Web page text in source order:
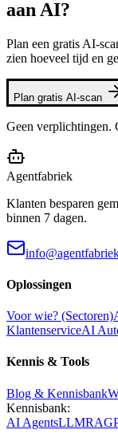
aan AI?
Plan een gratis AI-
zien hoeveel tijd en
Plan gratis AI-scan
Geen verplichtingen.
Agentfabriek
Klanten besparen
binnen 7 dagen.
Oplossingen
Voor wie? (Sectoren)
KlantenserviceAI
Kennis & Tools
Blog & Kennisbank
Kennisbank:
AI AgentsLLMRAG